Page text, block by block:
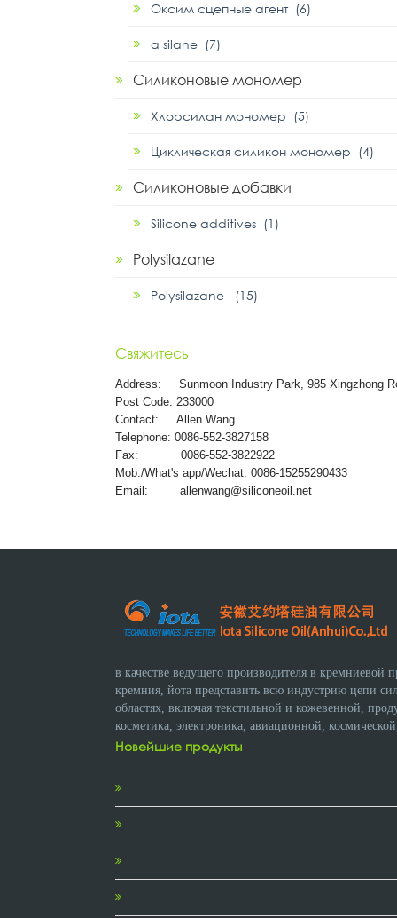
Оксим сцепные агент (6)
α silane (7)
Силиконовые мономер
Хлорсилан мономер (5)
Циклическая силикон мономер (4)
Силиконовые добавки
Silicone additives (1)
Polysilazane
Polysilazane (15)
Свяжитесь
Address: Sunmoon Industry Park, 985 Xingzhong
Post Code: 233000
Contact: Allen Wang
Telephone: 0086-552-3827158
Fax: 0086-552-3822922
Mob./What's app/Wechat: 0086-15255290433
Email: allenwang@siliconeoil.net
в качестве ведущего производителя в
кремния, йота представить всю индустрию цепи
областях, включая текстильной и кожевенной,
косметика, электроника, авиационной,
Новейшие продукты